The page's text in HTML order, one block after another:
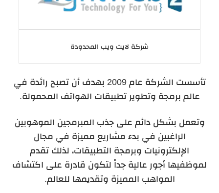
شركة لايت ويب المحدودة
تأسست الشركة عام 2009 بهدف أن تصبح رائدة في
عالم برمجة وتطوير تطبيقات الهواتف المحمولة.
وتعمل بشكل دائم على جذب المبرمجين الموهوبين
الراغبين في بدء مشاريع مميزة في مجال
الإلكترونيات وبرمجة التطبيقات، لذلك تقدم
لموظفيها أجور عالية جداً لتكون قادرة على اكتشاف
المواهب المميزة وتقديمها للعالم.